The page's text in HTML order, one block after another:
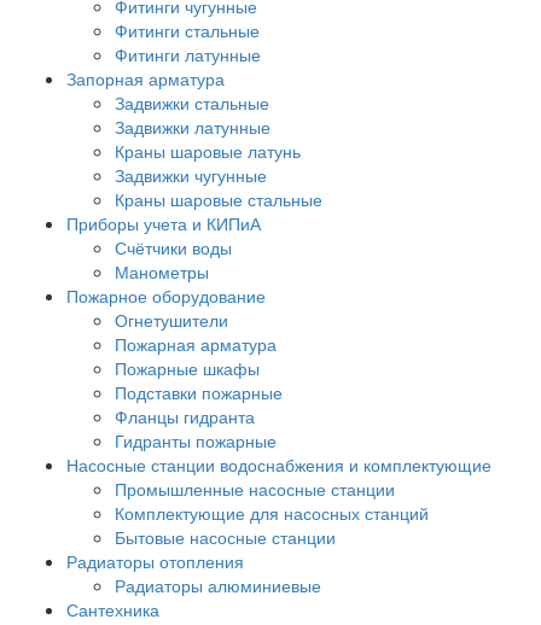
Фитинги чугунные
Фитинги стальные
Фитинги латунные
Запорная арматура
Задвижки стальные
Задвижки латунные
Краны шаровые латунь
Задвижки чугунные
Краны шаровые стальные
Приборы учета и КИПиА
Счётчики воды
Манометры
Пожарное оборудование
Огнетушители
Пожарная арматура
Пожарные шкафы
Подставки пожарные
Фланцы гидранта
Гидранты пожарные
Насосные станции водоснабжения и комплектующие
Промышленные насосные станции
Комплектующие для насосных станций
Бытовые насосные станции
Радиаторы отопления
Радиаторы алюминиевые
Сантехника